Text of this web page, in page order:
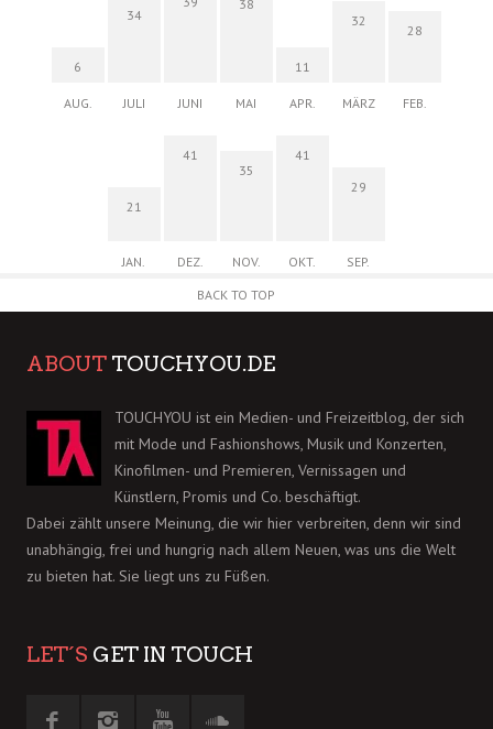
6
AUG.
34
JULI JUNI
38
MAI
11
APR.
32
MÄRZ
28
FEB.
21
JAN.
41
DEZ.
35
NOV.
41
OKT.
29
SEP.
BACK TO TOP
ABOUT TOUCHYOU.DE
TOUCHYOU ist ein Medien- und Freizeitblog, der sich
mit Mode und Fashionshows, Musik und Konzerten,
Kinofilmen- und Premieren, Vernissagen und
Künstlern, Promis und Co. beschäftigt.
Dabei zählt unsere Meinung, die wir hier verbreiten, denn wir sind
unabhängig, frei und hungrig nach allem Neuen, was uns die Welt
zu bieten hat. Sie liegt uns zu Füßen.
LET´S GET IN TOUCH